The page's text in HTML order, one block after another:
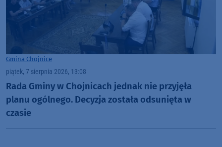
Gmina Chojnice
piątek, 7 sierpnia 2026, 13:08
Rada Gminy w Chojnicach jednak nie przyjęła
planu ogólnego. Decyzja została odsunięta w
czasie